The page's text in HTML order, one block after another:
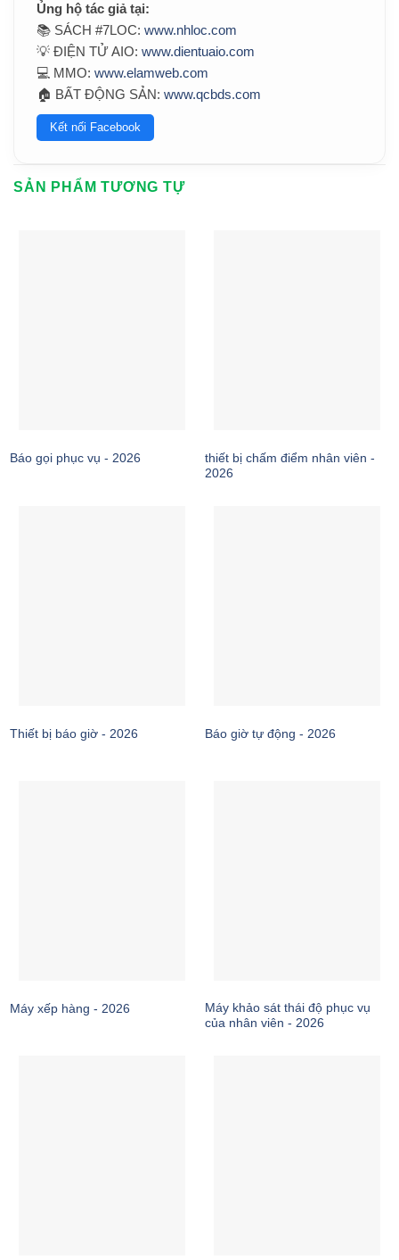
Ủng hộ tác giả tại:
📚 SÁCH #7LOC: www.nhloc.com
💡 ĐIỆN TỬ AIO: www.dientuaio.com
💻 MMO: www.elamweb.com
🏠 BẤT ĐỘNG SẢN: www.qcbds.com
Kết nối Facebook
SẢN PHẨM TƯƠNG TỰ
Báo gọi phục vụ - 2026
thiết bị chấm điểm nhân viên -
2026
Thiết bị báo giờ - 2026 Báo giờ tự động - 2026
Máy xếp hàng - 2026
Máy khảo sát thái độ phục vụ
của nhân viên - 2026